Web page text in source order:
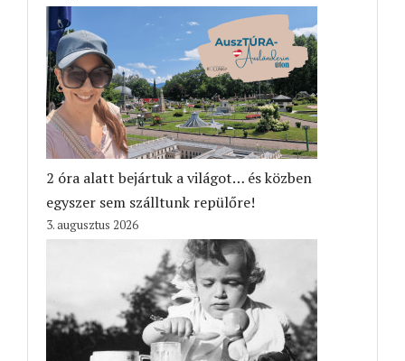
2 óra alatt bejártuk a világot… és közben
egyszer sem szálltunk repülőre!
3. augusztus 2026